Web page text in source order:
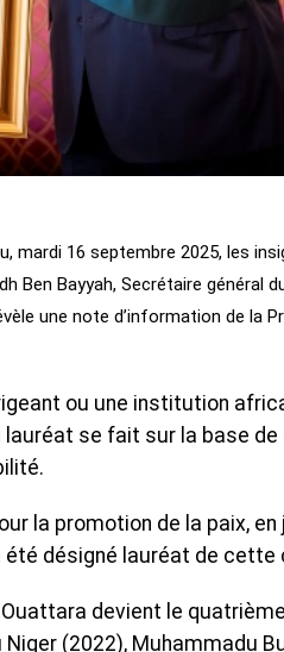
mardi 16 septembre 2025, les
Ben Bayyah, Secrétaire général
une note d’information de la
ou une institution
se fait sur la base
la promotion de la paix,
été désigné lauréat de cette
devient le quatrième
(2022), Muhammadu